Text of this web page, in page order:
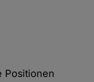
Positionen